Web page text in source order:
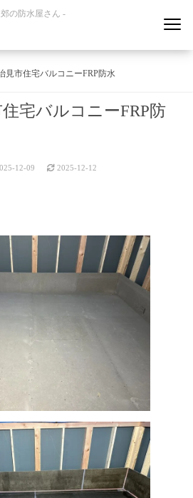
の防水屋さん -
見市住宅バルコニーFRP防水
宅バルコニーFRP防
12-09 2025-12-12